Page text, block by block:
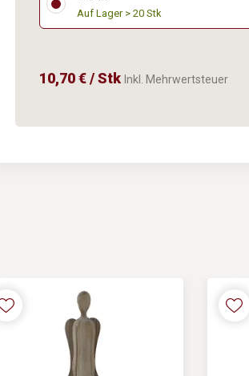
Auf Lager > 20 Stk
10,70 € / Stk Inkl. Mehrwertsteuer